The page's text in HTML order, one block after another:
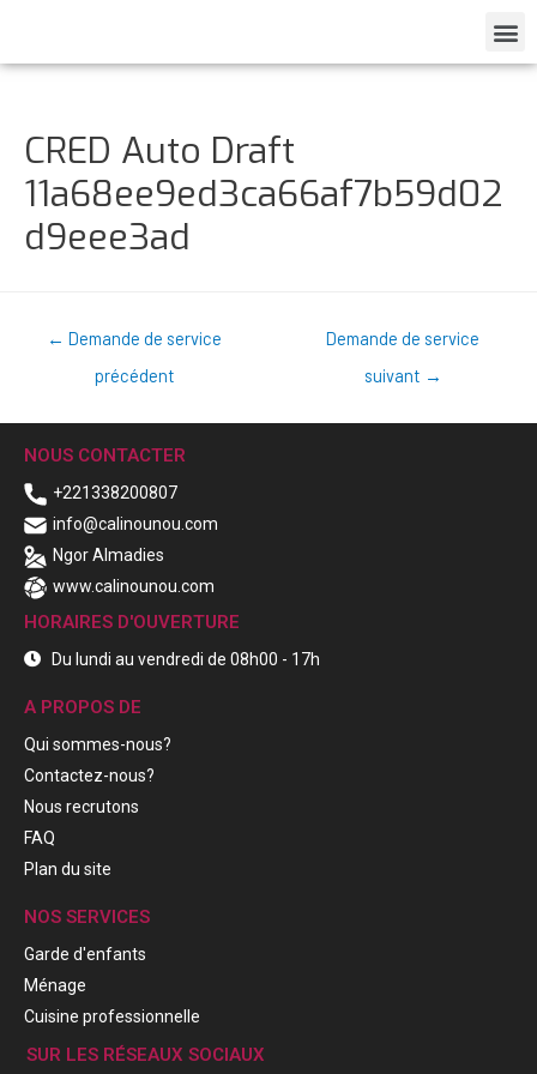
CRED Auto Draft
11a68ee9ed3ca66af7b59d02
d9eee3ad
← Demande de service
précédent
Demande de service
suivant →
NOUS CONTACTER
+221338200807
info@calinounou.com
Ngor Almadies
www.calinounou.com
HORAIRES D'OUVERTURE
Du lundi au vendredi de 08h00 - 17h
A PROPOS DE
Qui sommes-nous?
Contactez-nous?
Nous recrutons
FAQ
Plan du site
NOS SERVICES
Garde d'enfants
Ménage
Cuisine professionnelle
SUR LES RÉSEAUX SOCIAUX